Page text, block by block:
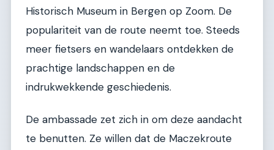
Historisch Museum in Bergen op Zoom. De
populariteit van de route neemt toe. Steeds
meer fietsers en wandelaars ontdekken de
prachtige landschappen en de
indrukwekkende geschiedenis.
De ambassade zet zich in om deze aandacht
te benutten. Ze willen dat de Maczekroute